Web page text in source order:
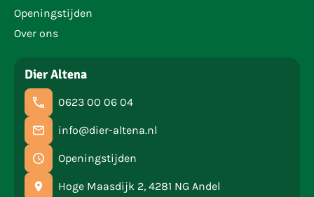
Openingstijden
Over ons
Dier Altena
0623 00 06 04
info@dier-altena.nl
Openingstijden
Hoge Maasdijk 2, 4281 NG Andel